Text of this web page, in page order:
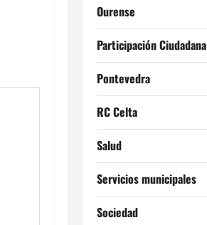
Ourense
Participación Ciudadana
Pontevedra
RC Celta
Salud
Servicios municipales
Sociedad